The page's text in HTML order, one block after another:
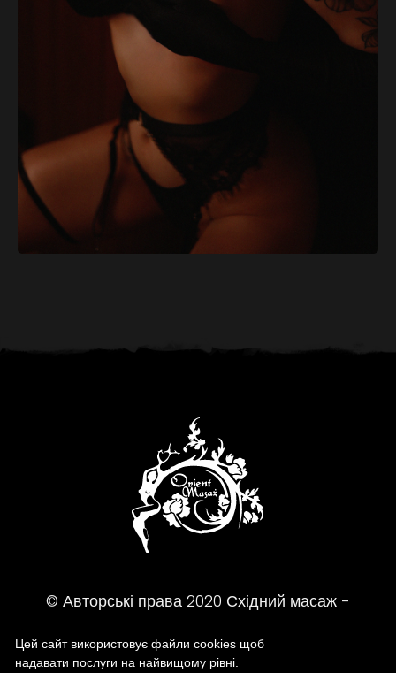
Цей сайт використовує файли cookies щоб
надавати послуги на найвищому рівні.
© Авторські права 2020 Східний масаж -